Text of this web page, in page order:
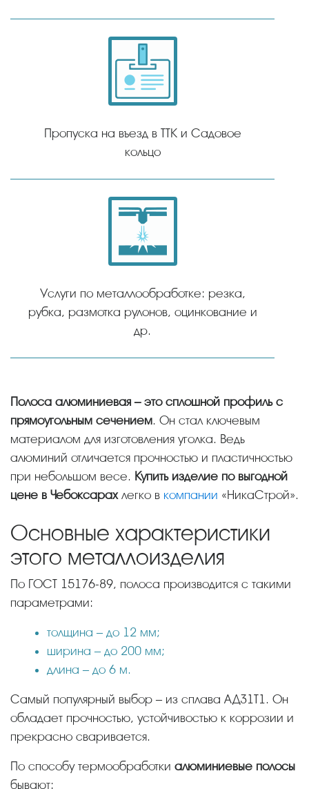
Пропуска на въезд в ТТК и Садовое
кольцо
Услуги по металлообработке: резка,
рубка, размотка рулонов, оцинкование и
др.
Полоса алюминиевая – это сплошной профиль с
прямоугольным сечением. Он стал ключевым
материалом для изготовления уголка. Ведь
алюминий отличается прочностью и пластичностью
при небольшом весе. Купить изделие по выгодной
цене в Чебоксарахлегко в компании «НикаСтрой».
Основные характеристики
этого металлоизделия
По ГОСТ 15176-89, полоса производится с такими
параметрами:
толщина – до 12 мм;
ширина – до 200 мм;
длина – до 6 м.
Самый популярный выбор – из сплава АД31Т1. Он
обладает прочностью, устойчивостью к коррозии и
прекрасно сваривается.
По способу термообработки алюминиевые полосы
бывают: